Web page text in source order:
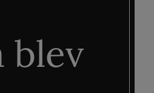
blev